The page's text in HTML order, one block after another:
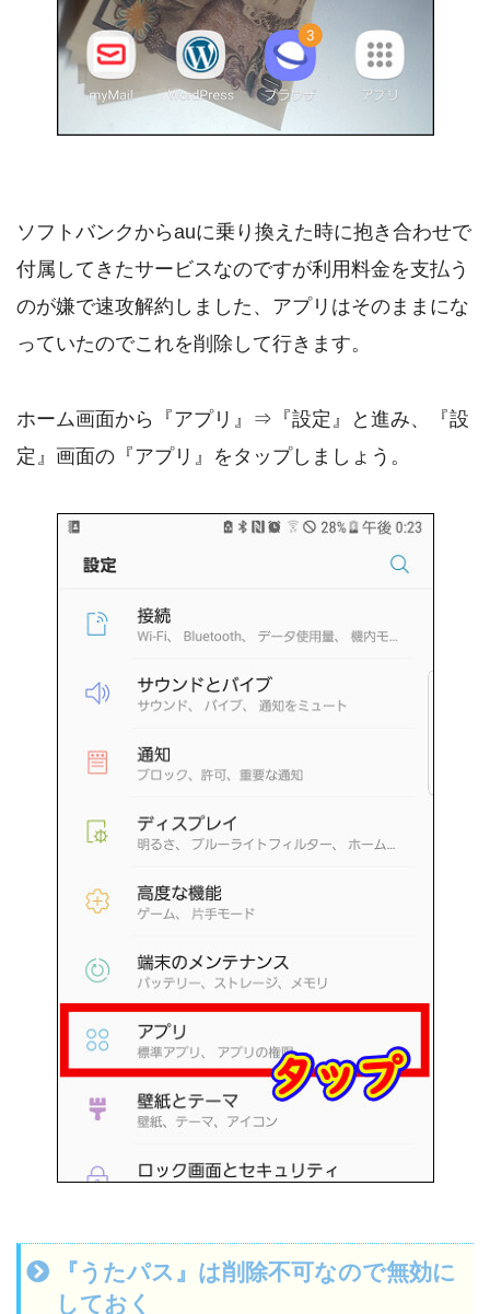
ソフトバンクからauに乗り換えた時に抱き合わせで
付属してきたサービスなのですが利用料金を支払う
のが嫌で速攻解約しました、アプリはそのままにな
っていたのでこれを削除して行きます。
ホーム画面から『アプリ』⇒『設定』と進み、『設
定』画面の『アプリ』をタップしましょう。
『うたパス』は削除不可なので無効に
しておく